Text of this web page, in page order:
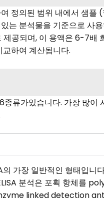
정의된 범위 내에서 샘
는 분석물을 기준으로
되며, 이 용액은 6-7배
하여 계산됩니다.
종류가있습니다. 가장 많
가장 일반적인 형태입
분석은 포획 항체를
linked detection